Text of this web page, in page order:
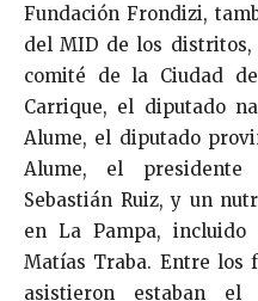
Fundación Frondizi,
del MID de los distritos,
comité de la Ciudad
Carrique, el diputado
Alume, el diputado
Alume, el
Sebastián Ruiz, y un
en La Pampa,
Matías Traba. Entre los
asistieron estaban el